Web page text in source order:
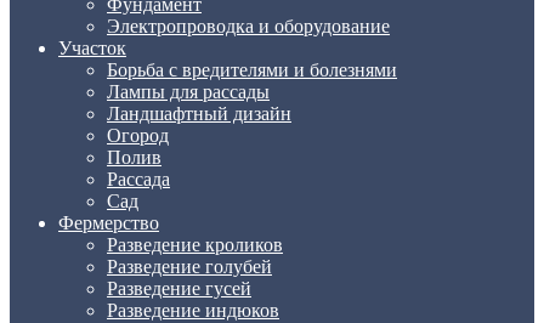
Фундамент
Электропроводка и оборудование
Участок
Борьба с вредителями и болезнями
Лампы для рассады
Ландшафтный дизайн
Огород
Полив
Рассада
Сад
Фермерство
Разведение кроликов
Разведение голубей
Разведение гусей
Разведение индюков